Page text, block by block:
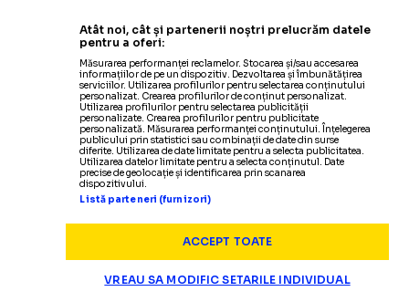
Atât noi, cât și partenerii noștri prelucrăm datele
pentru a oferi:
Măsurarea performanței reclamelor. Stocarea și/sau accesarea
informațiilor de pe un dispozitiv. Dezvoltarea și îmbunătățirea
serviciilor. Utilizarea profilurilor pentru selectarea conținutului
personalizat. Crearea profilurilor de conținut personalizat.
Utilizarea profilurilor pentru selectarea publicității
personalizate. Crearea profilurilor pentru publicitate
personalizată. Măsurarea performanței conținutului. Înțelegerea
publicului prin statistici sau combinații de date din surse
diferite. Utilizarea de date limitate pentru a selecta publicitatea.
Utilizarea datelor limitate pentru a selecta conținutul. Date
precise de geolocație și identificarea prin scanarea
dispozitivului.
Listă parteneri (furnizori)
ACCEPT TOATE
VREAU SA MODIFIC SETARILE INDIVIDUAL